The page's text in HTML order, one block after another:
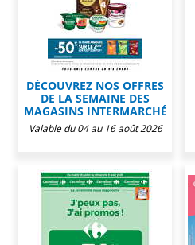
DÉCOUVREZ NOS OFFRES
DE LA SEMAINE DES
MAGASINS INTERMARCHÉ
Valable du 04 au 16 août 2026